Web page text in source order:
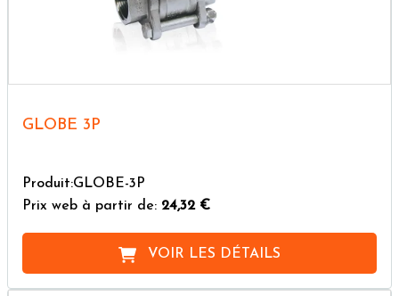
GLOBE 3P
Produit:GLOBE-3P
Prix web à partir de: 24,32 €
VOIR LES DÉTAILS